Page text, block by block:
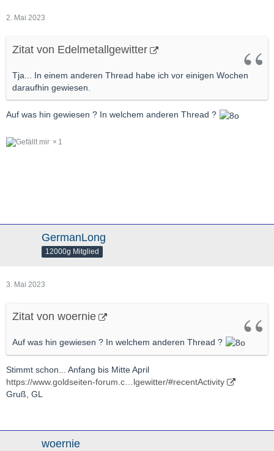
2. Mai 2023
Zitat von Edelmetallgewitter
Tja... In einem anderen Thread habe ich vor einigen Wochen
daraufhin gewiesen.
Auf was hin gewiesen ? In welchem anderen Thread ?
1
GermanLong
12000g Mitglied
3. Mai 2023
Zitat von woernie
Auf was hin gewiesen ? In welchem anderen Thread ?
Stimmt schon... Anfang bis Mitte April
https://www.goldseiten-forum.c…lgewitter/#recentActivity
Gruß, GL
woernie